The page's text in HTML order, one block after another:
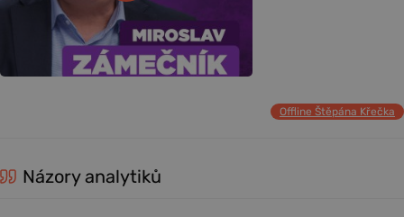
Offline Štěpána Křečka
Názory analytiků